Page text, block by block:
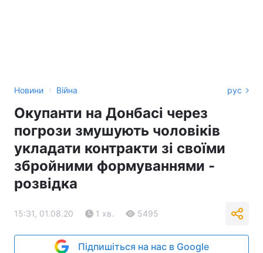
Новини › Війна рус
Окупанти на Донбасі через
погрози змушують чоловіків
укладати контракти зі своїми
збройними формуваннями -
розвідка
15:31, 01.08.20 1 хв. 5495
Підпишіться на нас в Google